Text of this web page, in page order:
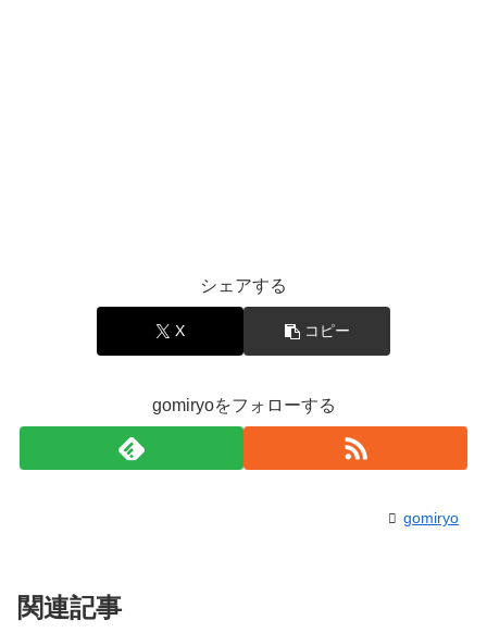
シェアする
X コピー
gomiryoをフォローする
gomiryo
関連記事